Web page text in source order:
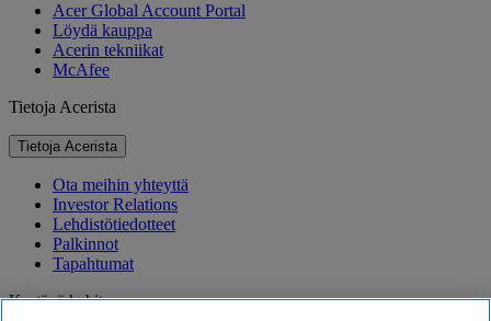
Acer Global Account Portal
Löydä kauppa
Acerin tekniikat
McAfee
Tietoja Acerista
Tietoja Acerista
Ota meihin yhteyttä
Investor Relations
Lehdistötiedotteet
Palkinnot
Tapahtumat
Kestävä kehitys